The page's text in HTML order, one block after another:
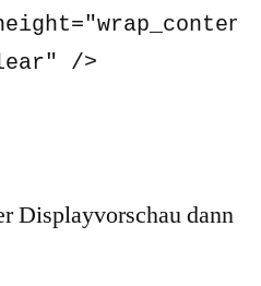
/>
Displayvorschau dann